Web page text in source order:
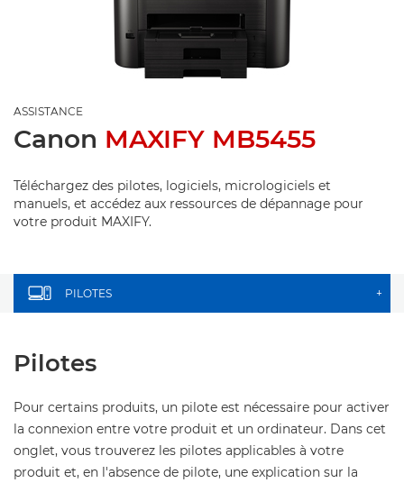
ASSISTANCE
Canon MAXIFY MB5455
Téléchargez des pilotes, logiciels, micrologiciels et
manuels, et accédez aux ressources de dépannage pour
votre produit MAXIFY.
PILOTES +
Pilotes
Pour certains produits, un pilote est nécessaire pour activer
la connexion entre votre produit et un ordinateur. Dans cet
onglet, vous trouverez les pilotes applicables à votre
produit et, en l'absence de pilote, une explication sur la